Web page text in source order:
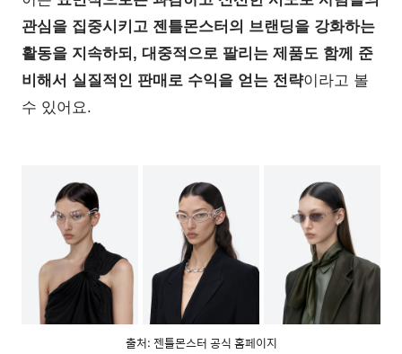
관심을 집중시키고 젠틀몬스터의 브랜딩을 강화하는
활동을 지속하되, 대중적으로 팔리는 제품도 함께 준
비해서 실질적인 판매로 수익을 얻는 전략이라고 볼
수 있어요.
출처: 젠틀몬스터 공식 홈페이지